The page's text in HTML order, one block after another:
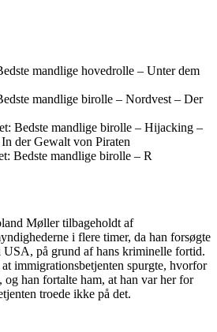
mandlige hovedrolle – Unter dem
mandlige birolle – Nordvest – Der
Bedste mandlige birolle – Hijacking –
der Gewalt von Piraten
Bedste mandlige birolle – R
Møller tilbageholdt af
i flere timer, da han forsøgte
USA, på grund af hans kriminelle fortid.
immigrationsbetjenten spurgte, hvorfor
han fortalte ham, at han var her for
troede ikke på det.